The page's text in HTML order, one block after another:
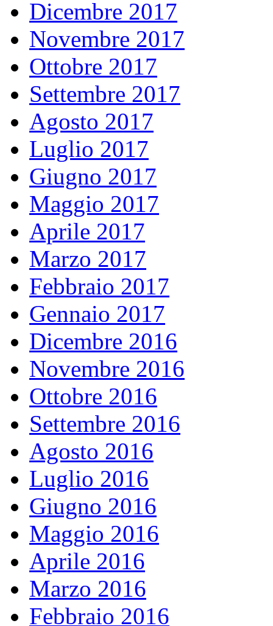
Dicembre 2017
Novembre 2017
Ottobre 2017
Settembre 2017
Agosto 2017
Luglio 2017
Giugno 2017
Maggio 2017
Aprile 2017
Marzo 2017
Febbraio 2017
Gennaio 2017
Dicembre 2016
Novembre 2016
Ottobre 2016
Settembre 2016
Agosto 2016
Luglio 2016
Giugno 2016
Maggio 2016
Aprile 2016
Marzo 2016
Febbraio 2016